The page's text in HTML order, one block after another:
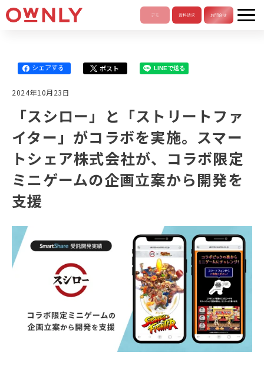
シェアする ポスト LINEで送る
2024年10月23日
「スシロー」と「ストリートファ
イター」がコラボを実施。スマー
トシェア株式会社が、コラボ限定
ミニゲームの企画立案から開発を
支援